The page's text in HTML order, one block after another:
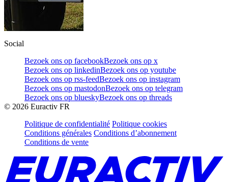
Social
Bezoek ons op facebookBezoek ons op x
Bezoek ons op linkedinBezoek ons op youtube
Bezoek ons op rss-feedBezoek ons op instagram
Bezoek ons op mastodonBezoek ons op telegram
Bezoek ons op blueskyBezoek ons op threads
© 2026 Euractiv FR
Politique de confidentialité Politique cookies
Conditions générales Conditions d’abonnement
Conditions de vente